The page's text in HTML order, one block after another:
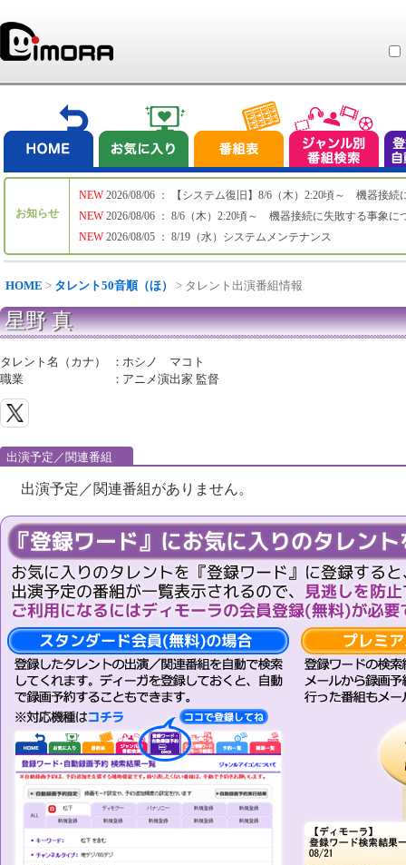
お知らせ
NEW
NEW
NEW
2026/08/06 ： 【システム復旧】8/6（木）2:20頃～ 機器接続
2026/08/06 ： 8/6（木）2:20頃～ 機器接続に失敗する事象に
2026/08/05 ： 8/19（水）システムメンテナンス
HOME > タレント50音順（ほ） > タレント出演番組情報
星野 真
タレント名（カナ） ：ホシノ マコト
職業
： アニメ演出家 監督
出演予定／関連番組
出演予定／関連番組がありません。